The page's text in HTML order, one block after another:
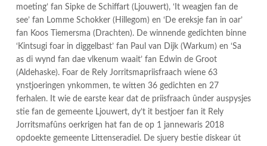
moeting’ fan Sipke de Schiffart (Ljouwert), ‘It weagjen fan de
see’ fan Lomme Schokker (Hillegom) en ‘De ereksje fan in oar’
fan Koos Tiemersma (Drachten). De winnende gedichten binne
‘Kintsugi foar in diggelbast’ fan Paul van Dijk (Warkum) en ‘Sa
as di wynd fan dae vlkenum waait’ fan Edwin de Groot
(Aldehaske). Foar de Rely Jorritsmapriisfraach wiene 63
ynstjoeringen ynkommen, te witten 36 gedichten en 27
ferhalen. It wie de earste kear dat de priisfraach ûnder auspysjes
stie fan de gemeente Ljouwert, dy’t it bestjoer fan it Rely
Jorritsmafûns oerkrigen hat fan de op 1 jannewaris 2018
opdoekte gemeente Littenseradiel. De sjuery bestie diskear út